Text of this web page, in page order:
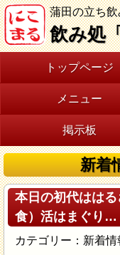
蒲田の立ち
飲み処
トップページ
メニュー
掲示板
新着
本日の初代はは
食）活はまぐり…
カテゴリー：新着情